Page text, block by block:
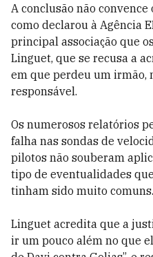
A conclusão não
como declarou à Agência
principal associação que
Linguet, que se recusa a
em que perdeu um irmão,
responsável.
Os numerosos relatórios
falha nas sondas de
pilotos não souberam
tipo de eventualidades
tinham sido muito comuns.
Linguet acredita que a
ir um pouco além no que